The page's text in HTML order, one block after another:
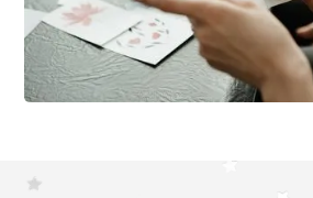
Interessenten werden auf dein
aufmerksam und stellen eine
nächstes Tattoo bei dir!